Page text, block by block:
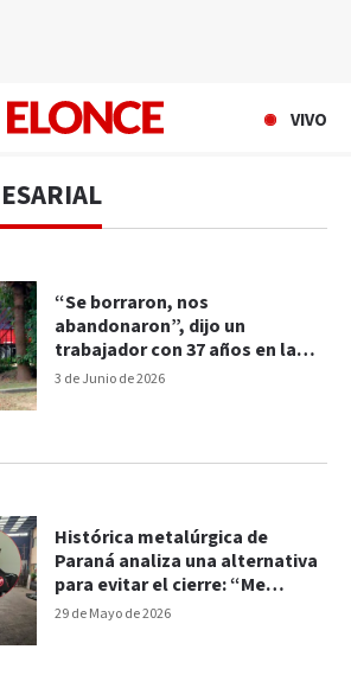
VIVO
3 de Junio de 2026
“Se borraron, nos
abandonaron”, dijo un
trabajador con 37 años en la
firma Valentinuz
29 de Mayo de 2026
Histórica metalúrgica de
Paraná analiza una alternativa
para evitar el cierre: “Me
gustaría que florezca”,